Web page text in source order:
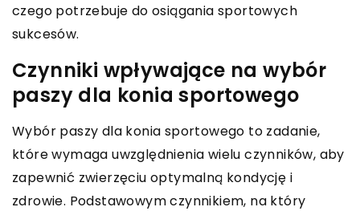
czego potrzebuje do osiągania sportowych
sukcesów.
Czynniki wpływające na wybór
paszy dla konia sportowego
Wybór paszy dla konia sportowego to zadanie,
które wymaga uwzględnienia wielu czynników, aby
zapewnić zwierzęciu optymalną kondycję i
zdrowie. Podstawowym czynnikiem, na który